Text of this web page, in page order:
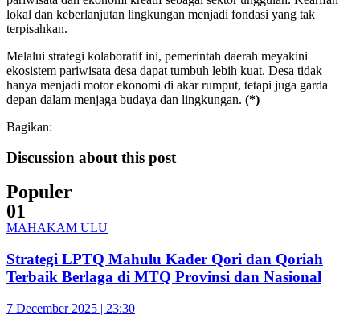
lokal dan keberlanjutan lingkungan menjadi fondasi yang tak
terpisahkan.
Melalui strategi kolaboratif ini, pemerintah daerah meyakini
ekosistem pariwisata desa dapat tumbuh lebih kuat. Desa tidak
hanya menjadi motor ekonomi di akar rumput, tetapi juga garda
depan dalam menjaga budaya dan lingkungan. (*)
Bagikan:
Discussion about this post
Populer
01
MAHAKAM ULU
Strategi LPTQ Mahulu Kader Qori dan Qoriah
Terbaik Berlaga di MTQ Provinsi dan Nasional
7 December 2025 | 23:30